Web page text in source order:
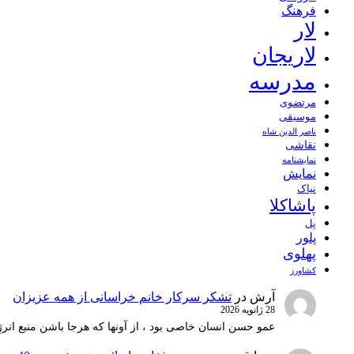
فرهنگ
لار
لاریجان
مدرسه
مرتضوی
موسیقی
ناصر الدین شاه
نقاشی
نمايشنامه
نمایش
نیاک
پاشاکلا
پل
پلور
پهلوی
کشاورز
آرش در تشکر سرکار خانم خراسانی از همه عزیزان
28 ژانویه 2026
عمو حسن انسان خاصی بود ، از آونها که هرجا باشن منبع